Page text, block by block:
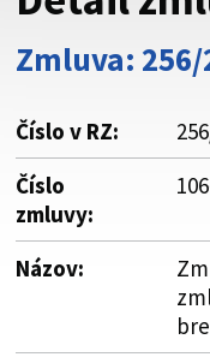
Buďte pozorní a vždy
cez zabezpečenú
vždy začína https://
Zmluva: 256/
Číslo v RZ:
Číslo
zmluvy:
Názov: